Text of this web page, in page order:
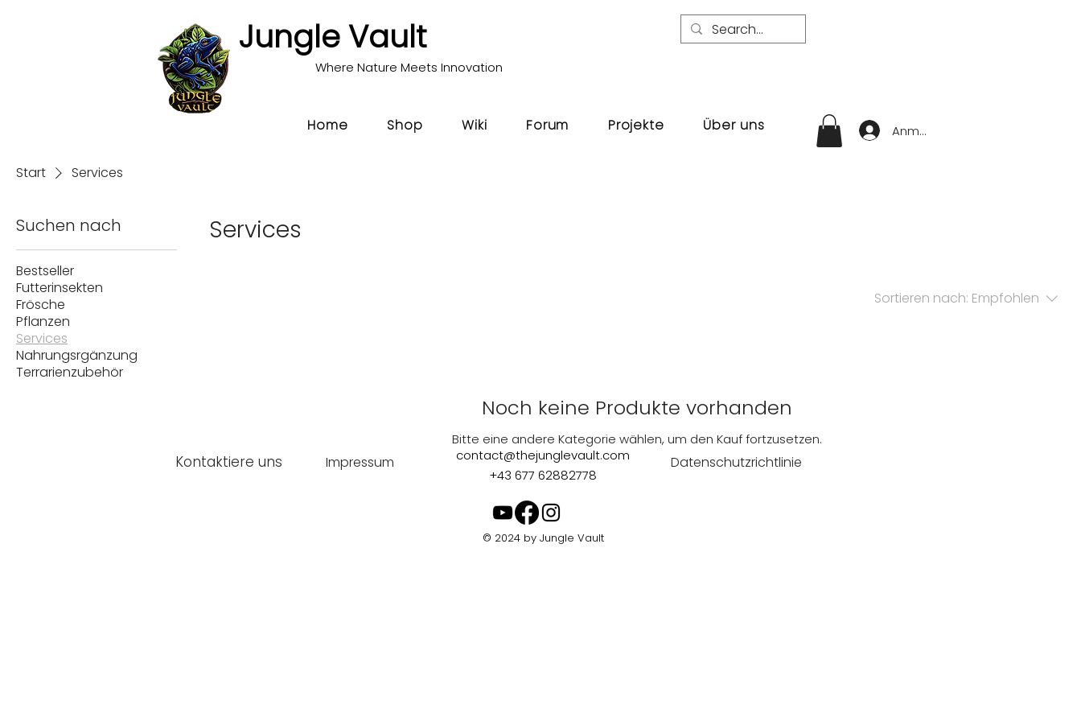
Jungle Vault
Where Nature Meets Innovation
Home Shop Wiki Forum Projekte Über uns Anmelden
Start Services
Suchen nach
Bestseller
Futterinsekten
Frösche
Pflanzen
Services
Nahrungsrgänzung
Terrarienzubehör
Services
Sortieren nach: Empfohlen
Noch keine Produkte vorhanden
Bitte eine andere Kategorie wählen, um den Kauf fortzusetzen.
Kontaktiere uns Impressum
contact@thejunglevault.com
+43 677 62882778
Datenschutzrichtlinie
© 2024 by Jungle Vault